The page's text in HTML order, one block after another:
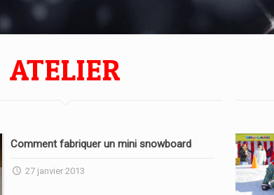
ATELIER
Comment fabriquer un mini snowboard
27 janvier 2013